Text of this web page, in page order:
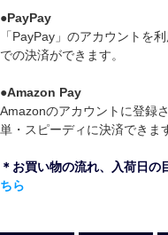
●PayPay
「PayPay」のアカウントを
での決済ができます。
●Amazon Pay
Amazonのアカウントに登録
単・スピーディに決済できま
＊お買い物の流れ、入荷日
ちら